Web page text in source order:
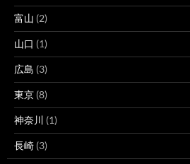
富山 (2)
山口 (1)
広島 (3)
東京 (8)
神奈川 (1)
長崎 (3)